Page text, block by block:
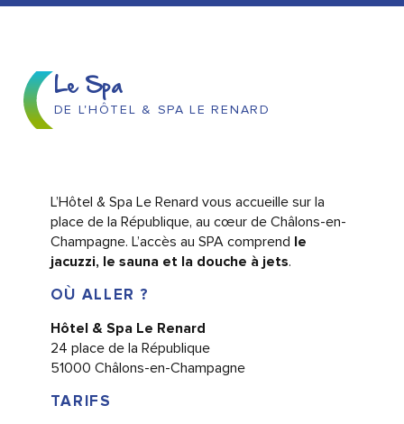
Le Spa
DE L'HÔTEL & SPA LE RENARD
L’Hôtel & Spa Le Renard vous accueille sur la
place de la République, au cœur de Châlons-en-
Champagne. L’accès au SPA comprend le
jacuzzi, le sauna et la douche à jets.
OÙ ALLER ?
Hôtel & Spa Le Renard
24 place de la République
51000 Châlons-en-Champagne
TARIFS